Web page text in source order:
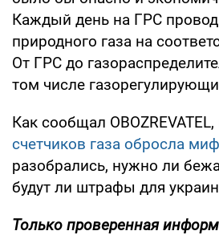
Каждый день на ГРС
природного газа на
От ГРС до
том числе
Как сообщал OBOZREVATEL,
счетчиков газа обросла
разобрались, нужно ли
будут ли штрафы для
Только проверенная